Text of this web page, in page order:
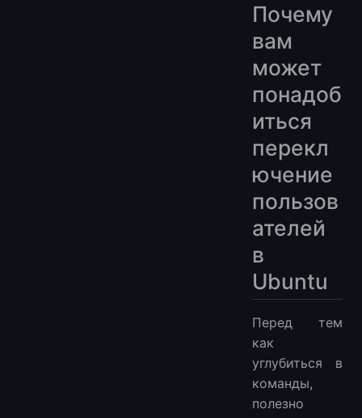
Почему
вам
может
понадоб
иться
перекл
ючение
пользов
ателей
в
Ubuntu
Перед тем
как
углубиться в
команды,
полезно